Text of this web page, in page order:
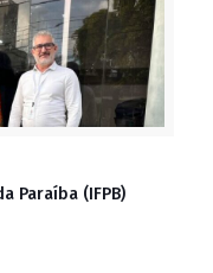
Paraíba (IFPB)